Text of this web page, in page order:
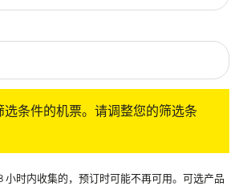
选条件的机票。请调整您的筛选条
小时内收集的，预订时可能不再可用。可选产品